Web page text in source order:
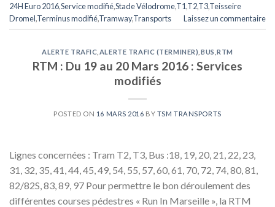
24H Euro 2016,Service modifié,Stade Vélodrome,T1,T2,T3,Teisseire
Dromel,Terminus modifié,Tramway,Transports Laissez un commentaire
ALERTE TRAFIC ALERTE TRAFIC (TERMINER) BUS ,RTM
RTM : Du 19 au 20 Mars 2016 : Services
modifiés
POSTED ON 16 MARS 2016 BY TSM TRANSPORTS
Lignes concernées : Tram T2, T3, Bus :18, 19, 20, 21, 22, 23,
31, 32, 35, 41, 44, 45, 49, 54, 55, 57, 60, 61, 70, 72, 74, 80, 81,
82/82S, 83, 89, 97 Pour permettre le bon déroulement des
différentes courses pédestres « Run In Marseille », la RTM